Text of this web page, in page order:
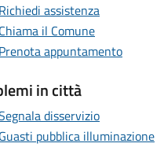
Richiedi assistenza
Chiama il Comune
Prenota appuntamento
in città
disservizio
Guasti pubblica illuminazione